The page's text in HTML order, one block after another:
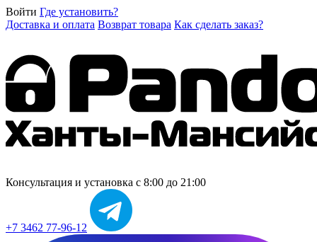
Войти Где установить?
Доставка и оплата Возврат товара Как сделать заказ?
Консультация и установка с 8:00 до 21:00
+7 3462 77-96-12